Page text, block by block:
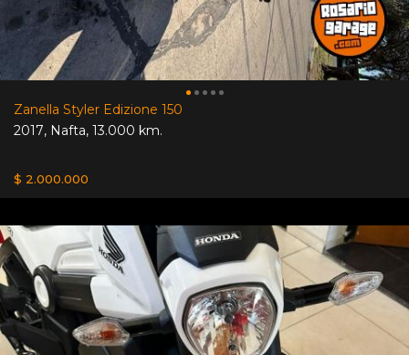
Zanella Styler Edizione 150
2017, Nafta, 13.000 km.
$ 2.000.000